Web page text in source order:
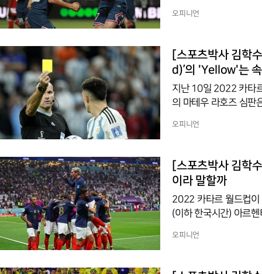
한 스페을을 맞아 통
역사는 모로코 대표팀
인 가운데, 현재 프랑
오피니언
[스포츠박사 김학수 기자의
d)’의 'Yellow'는
지난 10일 2022 카타
의 마테우 라호즈 심판
았다. 이는 월드컵 역
에 성공했다. 아르헨티
직후 승리의 기쁨보다
오피니언
[스포츠박사 김학
이라 말할까
2022 카타르 월드컵
(이하 한국시간) 아르
승(準準決勝)’, 4강전
영어 ‘쿼터 파이널스
오피니언